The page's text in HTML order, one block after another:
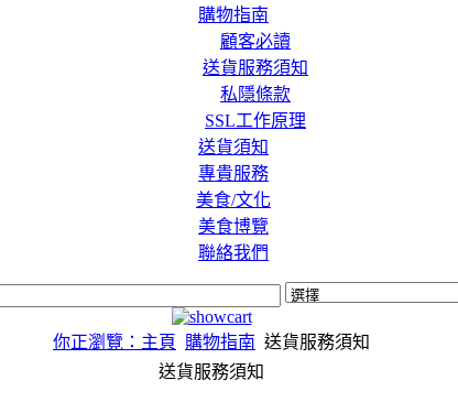
購物指南
顧客必讀
送貨服務須知
私隱條款
SSL工作原理
送貨須知
專貴服務
美食/文化
美食博覽
聯絡我們
你正瀏覽：主頁 購物指南 送貨服務須知
送貨服務須知